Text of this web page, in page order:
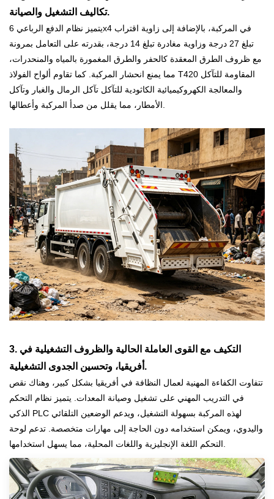
تكاليف التشغيل والصيانة.
يتميز نظام الدفع الرباعي 6x4 في المركبة، بالإضافة إلى زاوية اقتراب
تبلغ 27 درجة وزاوية مغادرة تبلغ 14 درجة، بقدرته على التعامل بمرونة
مع ظروف الطرق المعقدة كالحفر والطرق المغمورة بالمياه والمنحدرات،
مما يمنع انحشار المركبة. كما تقاوم ألواح الفولاذ T420 المقاومة للتآكل
والمعالجة الكهروكيميائية الكاثودية للتآكل تآكل الرمال والغبار وتآكل
الأمطار، مما يقلل من صدأ المركبة وأعطالها.
3. التكيف مع القوى العاملة الحالية والظروف التشغيلية في
أفريقيا، وتحسين الجدوى التشغيلية.
تتفاوت الكفاءة المهنية لعمال النظافة في أفريقيا بشكل كبير، وهناك نقص
في التدريب المهني على تشغيل وصيانة المعدات. يتميز نظام التحكم
الذكي PLC لهذه المركبة بسهولة التشغيل، ويدعم الوضعين التلقائي
واليدوي، ويمكن استخدامه دون الحاجة إلى مهارات متخصصة. تدعم لوحة